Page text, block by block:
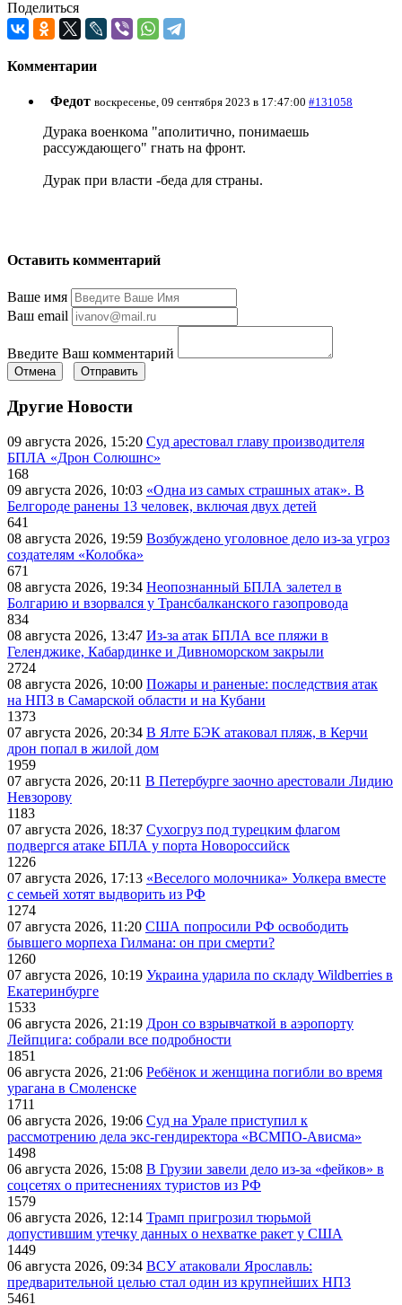
Поделиться
Комментарии
Федот воскресенье, 09 сентября 2023 в 17:47:00 #131058
Дурака военкома "аполитично, понимаешь
рассуждающего" гнать на фронт.
Дурак при власти -беда для страны.
Оставить комментарий
Ваше имя
Ваш email
Введите Ваш комментарий
Отмена Отправить
Другие Новости
09 августа 2026, 15:20 Суд арестовал главу производителя
БПЛА «Дрон Солюшнс»
168
09 августа 2026, 10:03 «Одна из самых страшных атак». В
Белгороде ранены 13 человек, включая двух детей
641
08 августа 2026, 19:59 Возбуждено уголовное дело из-за угроз
создателям «Колобка»
671
08 августа 2026, 19:34 Неопознанный БПЛА залетел в
Болгарию и взорвался у Трансбалканского газопровода
834
08 августа 2026, 13:47 Из-за атак БПЛА все пляжи в
Геленджике, Кабардинке и Дивноморском закрыли
2724
08 августа 2026, 10:00 Пожары и раненые: последствия атак
на НПЗ в Самарской области и на Кубани
1373
07 августа 2026, 20:34 В Ялте БЭК атаковал пляж, в Керчи
дрон попал в жилой дом
1959
07 августа 2026, 20:11 В Петербурге заочно арестовали Лидию
Невзорову
1183
07 августа 2026, 18:37 Сухогруз под турецким флагом
подвергся атаке БПЛА у порта Новороссийск
1226
07 августа 2026, 17:13 «Веселого молочника» Уолкера вместе
с семьей хотят выдворить из РФ
1274
07 августа 2026, 11:20 США попросили РФ освободить
бывшего морпеха Гилмана: он при смерти?
1260
07 августа 2026, 10:19 Украина ударила по складу Wildberries в
Екатеринбурге
1533
06 августа 2026, 21:19 Дрон со взрывчаткой в аэропорту
Лейпцига: собрали все подробности
1851
06 августа 2026, 21:06 Ребёнок и женщина погибли во время
урагана в Смоленске
1711
06 августа 2026, 19:06 Суд на Урале приступил к
рассмотрению дела экс-гендиректора «ВСМПО-Ависма»
1498
06 августа 2026, 15:08 В Грузии завели дело из-за «фейков» в
соцсетях о притеснениях туристов из РФ
1579
06 августа 2026, 12:14 Трамп пригрозил тюрьмой
допустившим утечку данных о нехватке ракет у США
1449
06 августа 2026, 09:34 ВСУ атаковали Ярославль:
предварительной целью стал один из крупнейших НПЗ
5461